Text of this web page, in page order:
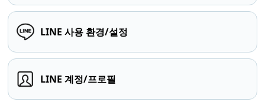
LINE 사용 환경/설정
LINE 계정/프로필